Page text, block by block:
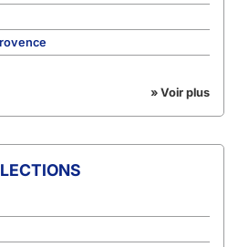
» Voir plus